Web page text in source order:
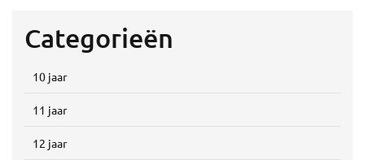
Categorieën
10 jaar
11 jaar
12 jaar